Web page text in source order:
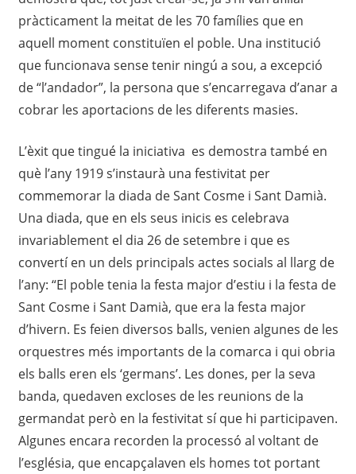
pràcticament la meitat de les 70 famílies que en
aquell moment constituïen el poble. Una institució
que funcionava sense tenir ningú a sou, a excepció
de “l’andador”, la persona que s’encarregava d’anar a
cobrar les aportacions de les diferents masies.
L’èxit que tingué la iniciativa es demostra també en
què l’any 1919 s’instaurà una festivitat per
commemorar la diada de Sant Cosme i Sant Damià.
Una diada, que en els seus inicis es celebrava
invariablement el dia 26 de setembre i que es
convertí en un dels principals actes socials al llarg de
l’any: “El poble tenia la festa major d’estiu i la festa de
Sant Cosme i Sant Damià, que era la festa major
d’hivern. Es feien diversos balls, venien algunes de les
orquestres més importants de la comarca i qui obria
els balls eren els ‘germans’. Les dones, per la seva
banda, quedaven excloses de les reunions de la
germandat però en la festivitat sí que hi participaven.
Algunes encara recorden la processó al voltant de
l’església, que encapçalaven els homes tot portant